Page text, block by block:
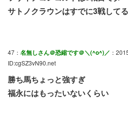
サトノクラウンはすでに3戦してる
47： 名無しさん＠恐縮です＠＼(^o^)／ ：
ID:cgSZ3vN90.net
勝ち馬ちょっと強すぎ
福永にはもったいないくらい